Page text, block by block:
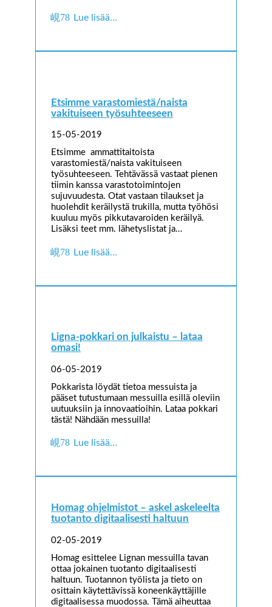
Lue lisää…
Etsimme varastomiestä/naista
vakituiseen työsuhteeseen
15-05-2019
Etsimme ammattitaitoista
varastomiestä/naista vakituiseen
työsuhteeseen. Tehtävässä vastaat pienen
tiimin kanssa varastotoimintojen
sujuvuudesta. Otat vastaan tilaukset ja
huolehdit keräilystä trukilla, mutta työhösi
kuuluu myös pikkutavaroiden keräilyä.
Lisäksi teet mm. lähetyslistat ja…
Lue lisää…
Ligna-pokkari on julkaistu – lataa
omasi!
06-05-2019
Pokkarista löydät tietoa messuista ja
pääset tutustumaan messuilla esillä oleviin
uutuuksiin ja innovaatioihin. Lataa pokkari
tästä! Nähdään messuilla!
Lue lisää…
Homag ohjelmistot – askel askeleelta
tuotanto digitaalisesti haltuun
02-05-2019
Homag esittelee Lignan messuilla tavan
ottaa jokainen tuotanto digitaalisesti
haltuun. Tuotannon työlista ja tieto on
osittain käytettävissä koneenkäyttäjille
digitaalisessa muodossa. Tämä aiheuttaa